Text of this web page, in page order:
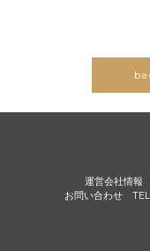
運営会社情報
お問い合わせ TEL